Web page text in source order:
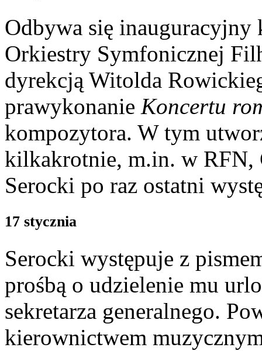
Odbywa się inauguracyjny
Orkiestry Symfonicznej
dyrekcją Witolda
prawykonanie Koncertu
kompozytora. W tym
kilkakrotnie, m.in. w RFN,
Serocki po raz ostatni
17 stycznia
Serocki występuje z
prośbą o udzielenie mu
sekretarza generalnego.
kierownictwem